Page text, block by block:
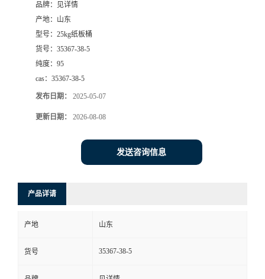
品牌：
见详情
产地： 山东
型号： 25kg纸板桶
货号： 35367-38-5
纯度： 95
cas： 35367-38-5
发布日期： 2025-05-07
更新日期： 2026-08-08
发送咨询信息
产品详请
产地 山东
货号 35367-38-5